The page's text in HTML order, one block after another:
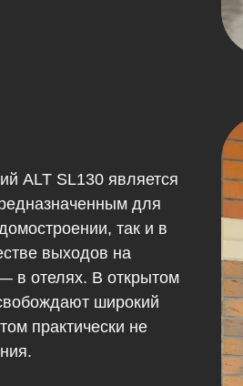
ALT SL130 является
для
так и в
выходов на
в отелях. В открытом
широкий
практически не